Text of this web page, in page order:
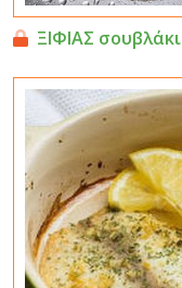
ΞΙΦΙΑΣ σουβλάκι